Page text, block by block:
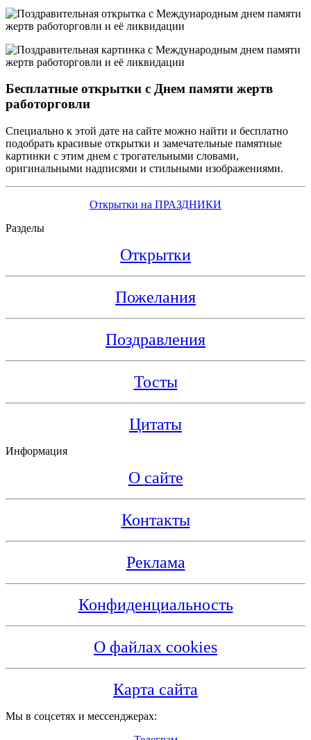
Бесплатные открытки с Днем памяти жертв
работорговли
Специально к этой дате на сайте можно найти и бесплатно
подобрать красивые открытки и замечательные памятные
картинки с этим днем с трогательными словами,
оригинальными надписями и стильными изображениями.
Открытки на ПРАЗДНИКИ
Разделы
Открытки
Пожелания
Поздравления
Тосты
Цитаты
Информация
О сайте
Контакты
Реклама
Конфиденциальность
О файлах cookies
Карта сайта
Мы в соцсетях и мессенджерах: